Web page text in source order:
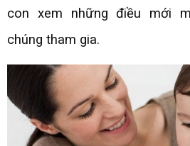
con xem những điều mới
chúng tham gia.